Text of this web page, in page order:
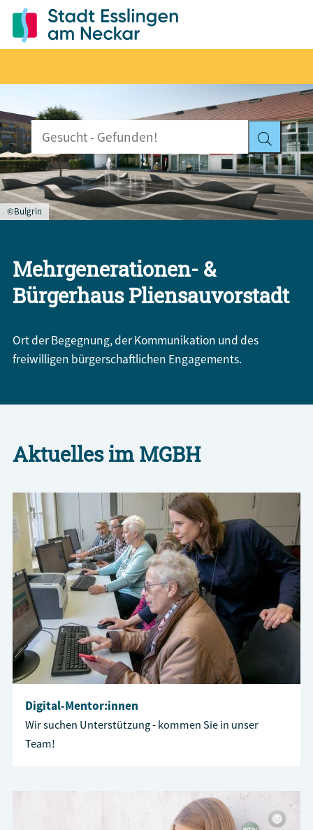
©Bulgrin
Mehrgenerationen- &
Bürgerhaus Pliensauvorstadt
Ort der Begegnung, der Kommunikation und des
freiwilligen bürgerschaftlichen Engagements.
Aktuelles im MGBH
Digital-Mentor:innen
Wir suchen Unterstützung - kommen Sie in unser
Team!